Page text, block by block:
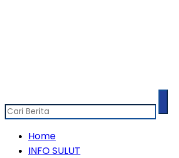
Home
INFO SULUT